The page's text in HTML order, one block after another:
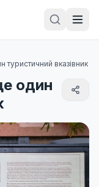
вказівник
один